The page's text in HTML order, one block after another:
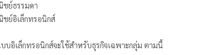
ย์ธรรมดา
ย์อิเล็กทรอนิกส์
บอิเล็กทรอนิกส์จะใช้สำหรับธุรกิจเฉพาะกลุ่ม ตามนี้